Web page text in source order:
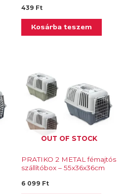
439 Ft
Kosárba teszem
OUT OF STOCK
PRATIKO 2 METAL fémajtós
szállítóbox – 55x36x36cm
6 099 Ft